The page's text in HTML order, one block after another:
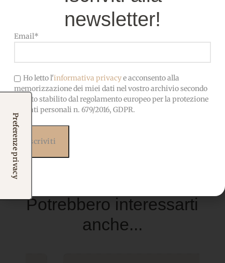
Potrebbero interessarti
anche...
newsletter!
Email*
Ho letto l'informativa privacye acconsento alla
memorizzazione dei miei dati nel vostro archivio secondo
quanto stabilito dal regolamento europeo per la protezione
dei dati personali n. 679/2016, GDPR.